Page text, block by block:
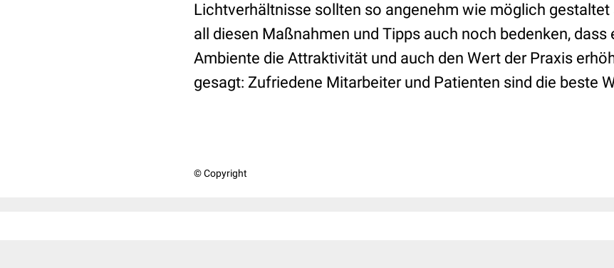
Lichtverhältnisse sollten so angenehm wie möglich gestaltet
all diesen Maßnahmen und Tipps auch noch bedenken, dass
Ambiente die Attraktivität und auch den Wert der Praxis
gesagt: Zufriedene Mitarbeiter und Patienten sind die beste
© Copyright